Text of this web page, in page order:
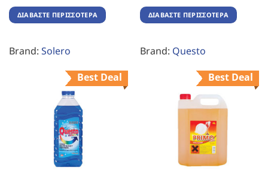
ΔΙΑΒΆΣΤΕ ΠΕΡΙΣΣΌΤΕΡΑ
Brand: Solero
ΔΙΑΒΆΣΤΕ ΠΕΡΙΣΣΌΤΕΡΑ
Brand: Questo
Best Deal
Best Deal